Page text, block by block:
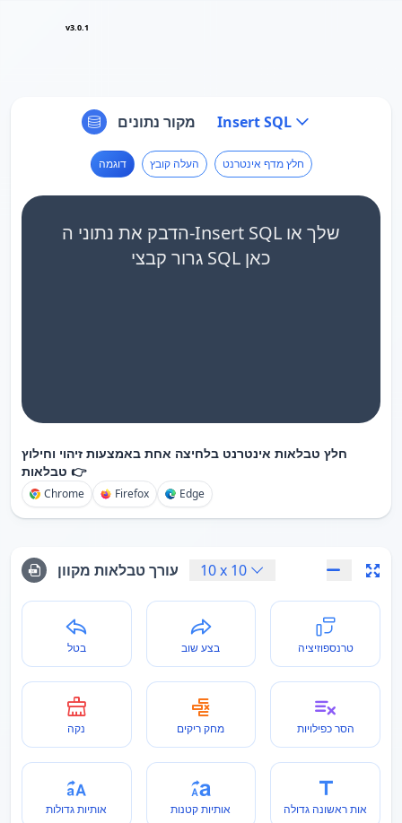
v3.0.1
מקור נתונים Insert SQL
דוגמה העלה קובץ חלץ מדף אינטרנט
הדבק את נתוני ה-Insert SQL שלך או
גרור קבצי SQL כאן
חלץ טבלאות אינטרנט בלחיצה אחת באמצעות זיהוי וחילוץ
טבלאות 👉
Chrome Firefox Edge
עורך טבלאות מקוון 10x 10
בטל בצע שוב טרנספוזיציה
נקה מחק ריקים הסר כפילויות
אותיות גדולות אותיות קטנות אות ראשונה גדולה